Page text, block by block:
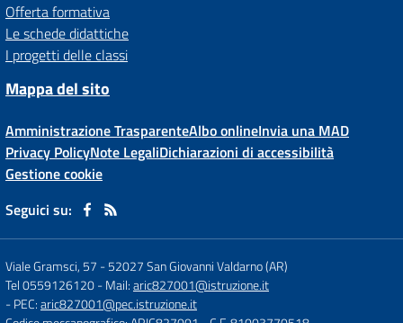
Offerta formativa
Le schede didattiche
I progetti delle classi
Mappa del sito
Amministrazione TrasparenteAlbo onlineInvia una MAD
Privacy PolicyNote LegaliDichiarazioni di accessibilità
Gestione cookie
Seguici su:
Viale Gramsci, 57 -52027 San Giovanni Valdarno (AR)
Tel 0559126120- Mail:aric827001@istruzione.it
- PEC:aric827001@pec.istruzione.it